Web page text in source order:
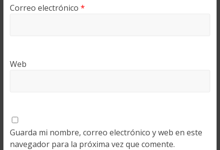
Correo electrónico *
Web
Guarda mi nombre, correo electrónico y web en este
navegador para la próxima vez que comente.